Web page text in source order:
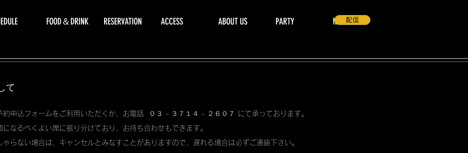
FOOD＆DRINK RESERVATION ACCESS ABOUT US PARTY NEWS配信
て
約申込フォームをご利用いただくか、お電話 ０３ - ３７１４ - ２６０７ にて承っております。
になるべくよい席に振り分けており、お待ち合わせもできます。
ゃらない場合は、キャンセルとみなすことがありますので、遅れる場合は必ずご連絡下さい。